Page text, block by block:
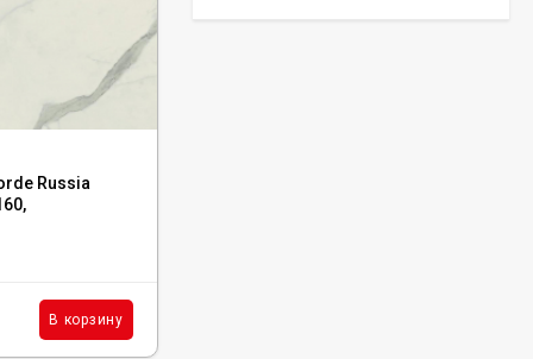
Russia
В корзину